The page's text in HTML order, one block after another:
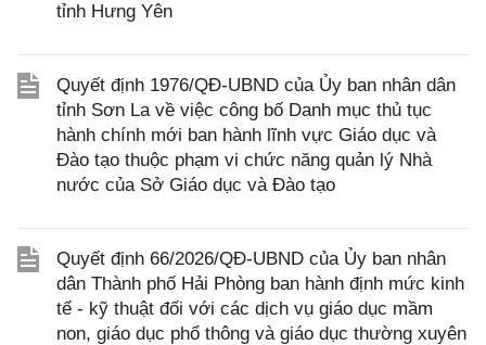
tỉnh Hưng Yên
Quyết định 1976/QĐ-UBND của Ủy ban nhân dân
tỉnh Sơn La về việc công bố Danh mục thủ tục
hành chính mới ban hành lĩnh vực Giáo dục và
Đào tạo thuộc phạm vi chức năng quản lý Nhà
nước của Sở Giáo dục và Đào tạo
Quyết định 66/2026/QĐ-UBND của Ủy ban nhân
dân Thành phố Hải Phòng ban hành định mức kinh
tế - kỹ thuật đối với các dịch vụ giáo dục mầm
non, giáo dục phổ thông và giáo dục thường xuyên